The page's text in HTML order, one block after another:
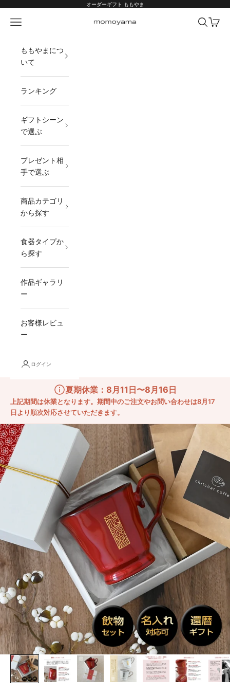
オーダーギフト ももやま
オーダーギフト ももやま 本店
メニュー 検索カート
ももやまにつ
いて
ランキング
ギフトシーン
で選ぶ
プレゼント相
手で選ぶ
商品カテゴリ
から探す
食器タイプか
ら探す
作品ギャラリ
ー
お客様レビュ
ー
ログイン
夏期休業：8月11日〜8月16日
上記期間は休業となります。期間中のご注文やお問い合わせは8月17
日より順次対応させていただきます。